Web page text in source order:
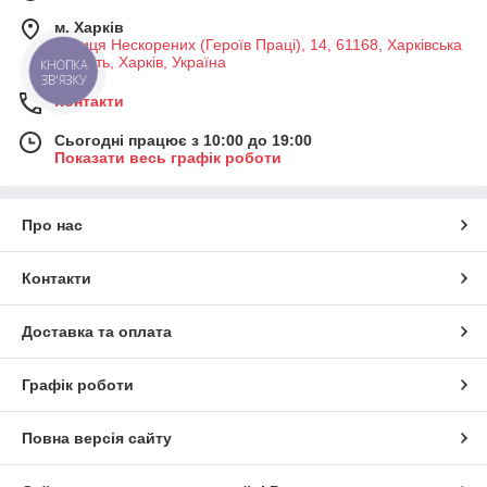
м. Харків
Вулиця Нескорених (Героїв Праці), 14, 61168, Харківська
область, Харків, Україна
Контакти
Сьогодні працює з 10:00 до 19:00
Показати весь графік роботи
Про нас
Контакти
Доставка та оплата
Графік роботи
Повна версія сайту
КНОПКА
ЗВ'ЯЗКУ